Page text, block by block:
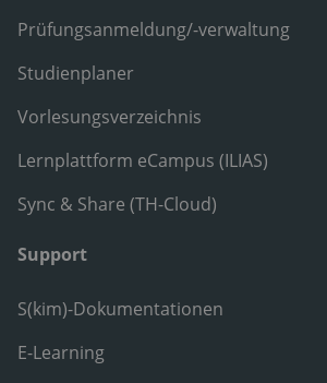
Prüfungsanmeldung/-verwaltung
Studienplaner
Vorlesungsverzeichnis
Lernplattform eCampus (ILIAS)
Sync & Share (TH-Cloud)
Support
S(kim)-Dokumentationen
E-Learning